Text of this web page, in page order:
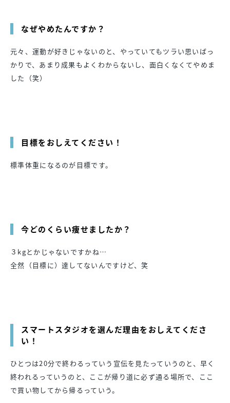
なぜやめたんですか？
元々、運動が好きじゃないのと、やっていてもツラい思いばっ
かりで、あまり成果もよくわからないし、面白くなくてやめま
した（笑）
目標をおしえてください！
標準体重になるのが目標です。
今どのくらい痩せましたか？
３kgとかじゃないですかね…
全然（目標に）達してないんですけど、笑
スマートスタジオを選んだ理由をおしえてくださ
い！
ひとつは20分で終わるっていう宣伝を見たっていうのと、早く
終われるっていうのと、ここが帰り道に必ず通る場所で、ここ
で買い物してから帰るっていう。